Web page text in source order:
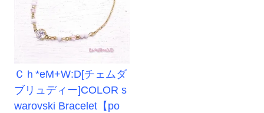
Ｃｈ*eM+W:D[チェムダ
ブリュディー]COLOR s
warovski Bracelet【po